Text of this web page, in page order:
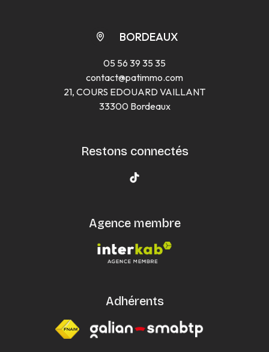
BORDEAUX
05 56 39 35 35
contact@patimmo.com
21, COURS EDOUARD VAILLANT
33300 Bordeaux
Restons connectés
Agence membre
Adhérents